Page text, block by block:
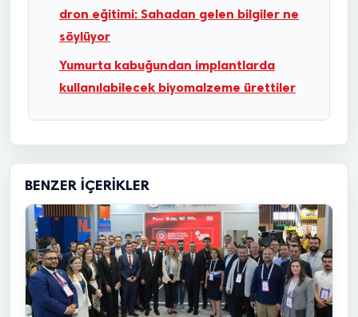
dron eğitimi: Sahadan gelen bilgiler ne
söylüyor
Yumurta kabuğundan implantlarda
kullanılabilecek biyomalzeme ürettiler
BENZER İÇERIKLER